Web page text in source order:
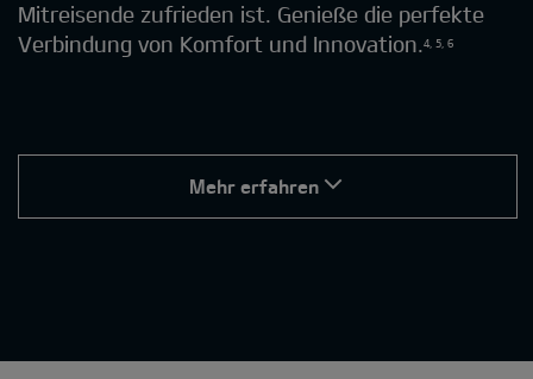
Mitreisende zufrieden ist. Genieße die perfekte
Verbindung von Komfort und Innovation.​4, 5, 6
Mehr erfahren